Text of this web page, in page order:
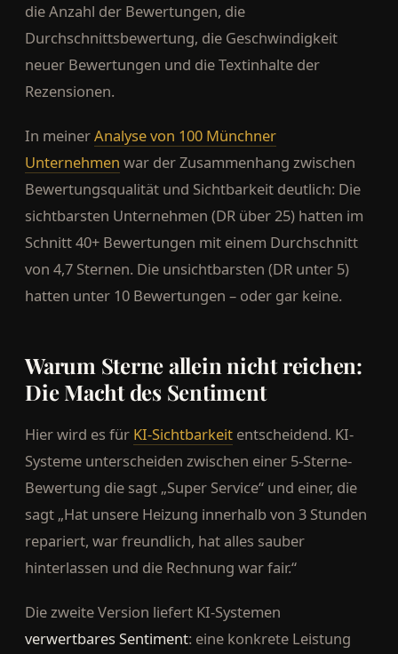
die Anzahl der Bewertungen, die
Durchschnittsbewertung, die Geschwindigkeit
neuer Bewertungen und die Textinhalte der
Rezensionen.
In meinerAnalyse von 100 Münchner
Unternehmen war der Zusammenhang zwischen
Bewertungsqualität und Sichtbarkeit deutlich: Die
sichtbarsten Unternehmen (DR über 25) hatten im
Schnitt 40+ Bewertungen mit einem Durchschnitt
von 4,7 Sternen. Die unsichtbarsten (DR unter 5)
hatten unter 10 Bewertungen – oder gar keine.
Warum Sterne allein nicht reichen:
Die Macht des Sentiment
Hier wird es für KI-Sichtbarkeit entscheidend. KI-
Systeme unterscheiden zwischen einer 5-Sterne-
Bewertung die sagt „Super Service“ und einer, die
sagt „Hat unsere Heizung innerhalb von 3 Stunden
repariert, war freundlich, hat alles sauber
hinterlassen und die Rechnung war fair.“
Die zweite Version liefert KI-Systemen
verwertbares Sentiment: eine konkrete Leistung